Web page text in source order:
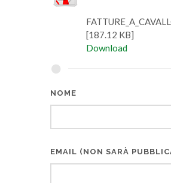
[187.12 KB]
Download
NOME
EMAIL (NON SARÀ